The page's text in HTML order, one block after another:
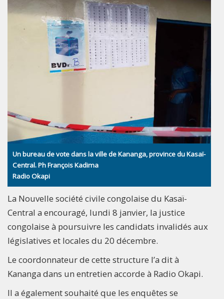
Un bureau de vote dans la ville de Kananga, province du Kasaï-
Central. Ph François Kadima
Radio Okapi
La Nouvelle société civile congolaise du Kasaï-
Central a encouragé, lundi 8 janvier, la justice
congolaise à poursuivre les candidats invalidés aux
législatives et locales du 20 décembre.
Le coordonnateur de cette structure l’a dit à
Kananga dans un entretien accorde à Radio Okapi.
Il a également souhaité que les enquêtes se